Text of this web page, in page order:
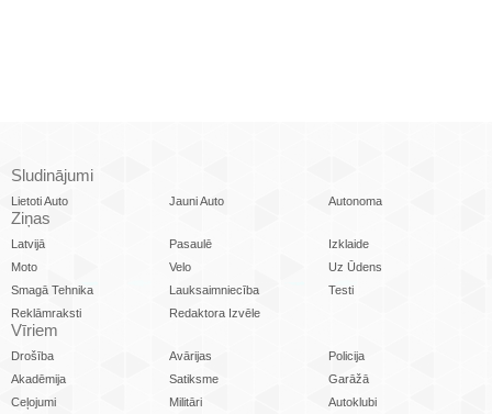
Sludinājumi
Lietoti Auto Jauni Auto Autonoma
Ziņas
Latvijā Pasaulē
Izklaide
Moto
Velo
Uz Ūdens
Smagā Tehnika
Lauksaimniecība
Testi
Reklāmraksti
Redaktora Izvēle
Vīriem
Drošība Avārijas
Policija
Akadēmija
Satiksme
Garāžā
Ceļojumi
Militāri
Autoklubi